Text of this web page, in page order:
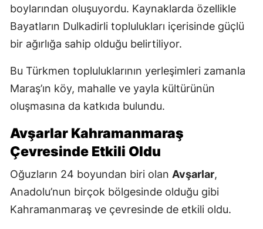
boylarından oluşuyordu. Kaynaklarda özellikle
Bayatların Dulkadirli toplulukları içerisinde güçlü
bir ağırlığa sahip olduğu belirtiliyor.
Bu Türkmen topluluklarının yerleşimleri zamanla
Maraş’ın köy, mahalle ve yayla kültürünün
oluşmasına da katkıda bulundu.
Avşarlar Kahramanmaraş
Çevresinde Etkili Oldu
Oğuzların 24 boyundan biri olan Avşarlar,
Anadolu’nun birçok bölgesinde olduğu gibi
Kahramanmaraş ve çevresinde de etkili oldu.